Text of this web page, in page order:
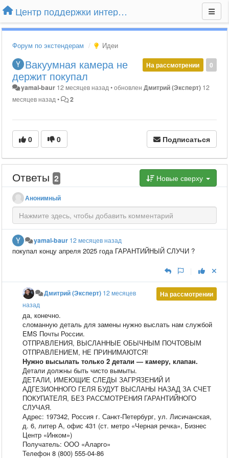
Центр поддержки интернет-магазина Extender24.ru
Форум по экстендерам Идеи
0
На рассмотрении
Вакуумная камера не
держит покупал
yamal-baur 12 месяцев назад•обновленДмитрий (Эксперт) 12
месяцев назад• 2
0 0 Подписаться
Ответы 2 Новые сверху
Анонимный
yamal-baur 12 месяцев назад
покупал концу апреля 2025 года ГАРАНТИЙНЫЙ СЛУЧИ ?
На рассмотрении
Дмитрий (Эксперт) 12 месяцев
назад
да, конечно.
сломанную деталь для замены нужно выслать нам службой
EMS Почты России.
ОТПРАВЛЕНИЯ, ВЫСЛАННЫЕ ОБЫЧНЫМ ПОЧТОВЫМ
ОТПРАВЛЕНИЕМ, НЕ ПРИНИМАЮТСЯ!
Нужно высылать только 2 детали — камеру, клапан.
Детали должны быть чисто вымыты.
ДЕТАЛИ, ИМЕЮЩИЕ СЛЕДЫ ЗАГРЯЗЕНИЙ И
АДГЕЗИОННОГО ГЕЛЯ БУДУТ ВЫСЛАНЫ НАЗАД ЗА СЧЕТ
ПОКУПАТЕЛЯ, БЕЗ РАССМОТРЕНИЯ ГАРАНТИЙНОГО
СЛУЧАЯ.
Адрес: 197342, Россия г. Санкт-Петербург, ул. Лисичанская,
д. 6, литер А, офис 431 (ст. метро «Черная речка», Бизнес
Центр «Инком»)
Получатель: ООО «Аларго»
Телефон 8 (800) 555-04-86